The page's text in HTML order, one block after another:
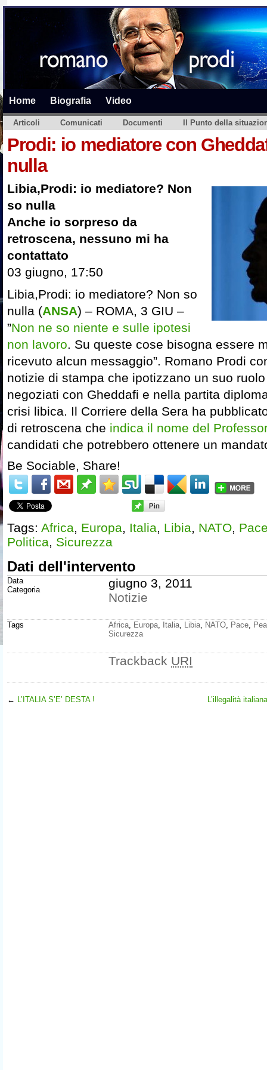
Home Biografia Video
Articoli Comunicati Documenti Il Punto della
Prodi: io mediatore con
nulla
Libia,Prodi: io mediatore? Non
so nulla
Anche io sorpreso da
retroscena, nessuno mi ha
contattato
03 giugno, 17:50
Libia,Prodi: io mediatore? Non so
nulla (ANSA) – ROMA, 3 GIU –
”Non ne so niente e sulle ipotesi
non lavoro. Su queste cose bisogna essere
ricevuto alcun messaggio”. Romano Prodi
notizie di stampa che ipotizzano un suo
negoziati con Gheddafi e nella partita
crisi libica. Il Corriere della Sera ha
di retroscena che indica il nome del
candidati che potrebbero ottenere un
Be Sociable, Share!
Tags: Africa, Europa, Italia, Libia, NATO,
Politica, Sicurezza
Dati dell'intervento
Data
Categoria
giugno 3, 2011
Notizie
Tags Africa, Europa, Italia, Libia, NATO, Pace,
Sicurezza
Trackback URI
← L’ITALIA S’E’ DESTA ! L’illegalità